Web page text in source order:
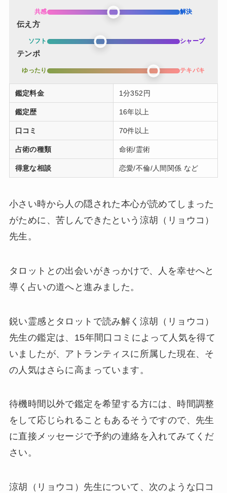
共感 解決
伝え方
ソフト シャープ
テンポ
ゆったり テキパキ
鑑定料金 1分352円
鑑定歴 16年以上
口コミ 70件以上
占術の種類 命術/霊術
得意な相談 恋愛/不倫/人間関係 など
小さい時から人の隠された本心が読めてしまった
がために、苦しんできたという涼胡（リョウコ）
先生。
タロットとの出会いがきっかけで、人を幸せへと
導く占いの道へと進みました。
鋭い霊感とタロットで読み解く涼胡（リョウコ）
先生の鑑定は、15年間口コミによって人気を得て
いましたが、アトランティスに所属した現在、そ
の人気はさらに高まっています。
待機時間以外で鑑定を希望する方には、時間調整
をして応じられることもあるそうですので、先生
に直接メッセージで予約の連絡を入れてみてくだ
さい。
涼胡（リョウコ）先生について、次のような口コ